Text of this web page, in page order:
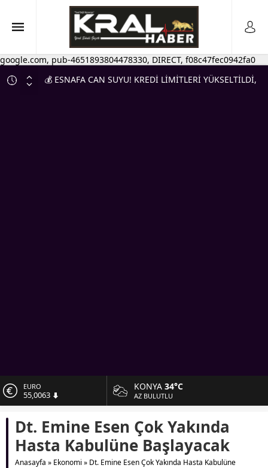
google.com, pub-4651893804478330, DIRECT, f08c47fec0942fa0
VADELER UZATILDI
EURO
55,0063
6.543,59
BİST
13.798,82
KONYA34°C
AZ BULUTLU
Dt. Emine Esen Çok Yakında
Hasta Kabulüne Başlayacak
Anasayfa » Ekonomi » Dt. Emine Esen Çok Yakında Hasta Kabulüne